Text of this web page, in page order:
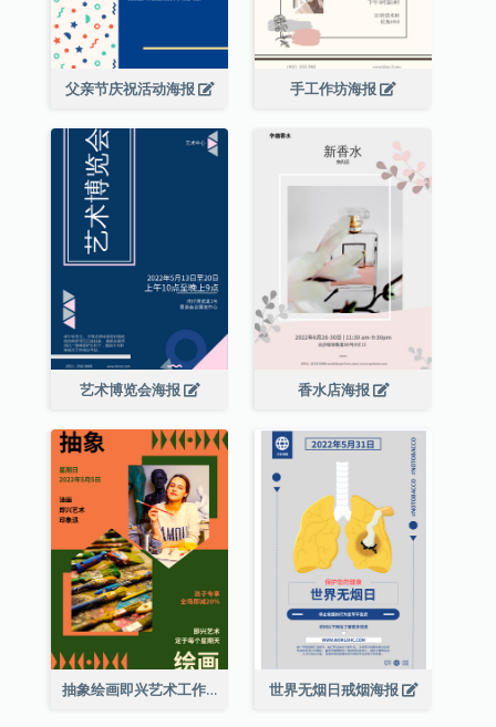
父亲节庆祝活动海报 手工作坊海报
艺术博览会海报 香水店海报
抽象绘画即兴艺术工作坊海报 世界无烟日戒烟海报